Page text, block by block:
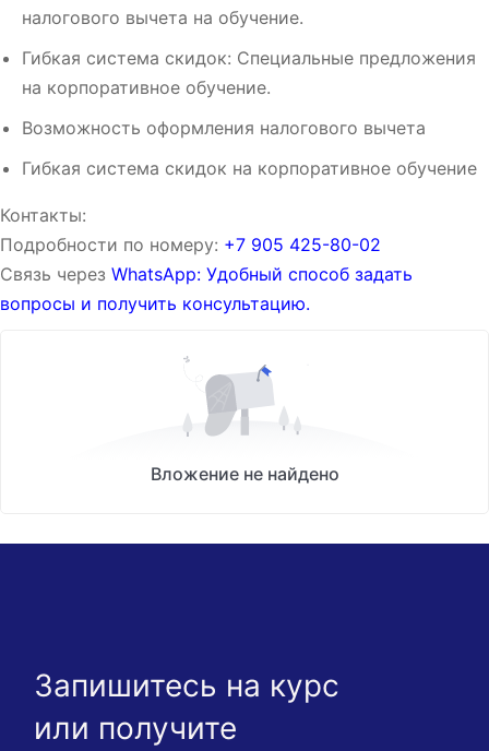
налогового вычета на обучение.
Гибкая система скидок: Специальные предложения
на корпоративное обучение.
Возможность оформления налогового вычета
Гибкая система скидок на корпоративное обучение
Контакты:
Подробности по номеру: ‪‪+7 905 425-80-02‬‬
Связь через WhatsApp: Удобный способ задать
вопросы и получить консультацию.
Вложение не найдено
Запишитесь на курс
или получите